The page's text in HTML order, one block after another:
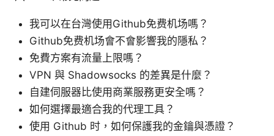
我可以在台灣使用Github免费机场嗎？
Github免费机场會不會影響我的隱私？
免費方案有流量上限嗎？
VPN 與 Shadowsocks 的差異是什麼？
自建伺服器比使用商業服務更安全嗎？
如何選擇最適合我的代理工具？
使用 Github 时，如何保護我的金鑰與憑證？